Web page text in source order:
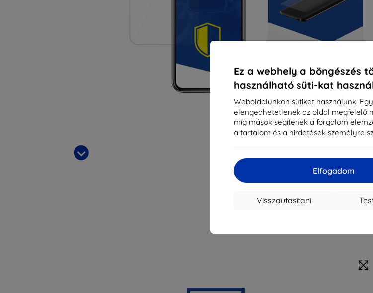
Ez a webhely a böngészés
használható süti-kat
Weboldalunkon sütiket használunk.
elengedhetetlenek az oldal megfelelő
míg mások segítenek a forgalom
a tartalom és a hirdetések személyre
Elfogadom
Visszautasítani